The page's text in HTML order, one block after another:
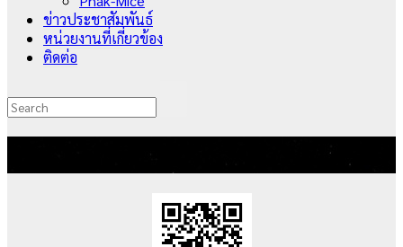
ข่าวประชาสัมพันธ์
หน่วยงานที่เกี่ยวข้อง
ติดต่อ